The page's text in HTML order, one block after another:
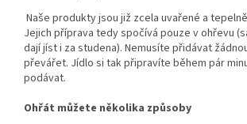
Naše produkty jsou již zcela uvařené a
Jejich příprava tedy spočívá pouze v ohřevu
dají jíst i za studena). Nemusíte přidávat
převářet. Jídlo si tak připravíte během pár
podávat.
Ohřát můžete několika způsoby